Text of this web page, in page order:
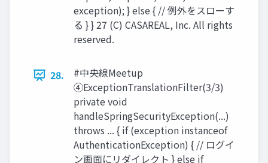
exception); } else { // 例外をスローす
る } } 27 (C) CASAREAL, Inc. All rights
reserved.
28.
#中央線Meetup
④ExceptionTranslationFilter(3/3)
private void
handleSpringSecurityException(...)
throws ... { if (exception instanceof
AuthenticationException) { // ログイ
ン画⾯にリダイレクト } else if